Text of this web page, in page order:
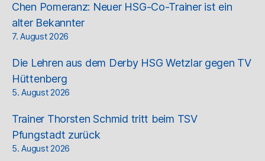
Chen Pomeranz: Neuer HSG-Co-Trainer ist ein
alter Bekannter
7. August 2026
Die Lehren aus dem Derby HSG Wetzlar gegen TV
Hüttenberg
5. August 2026
Trainer Thorsten Schmid tritt beim TSV
Pfungstadt zurück
5. August 2026